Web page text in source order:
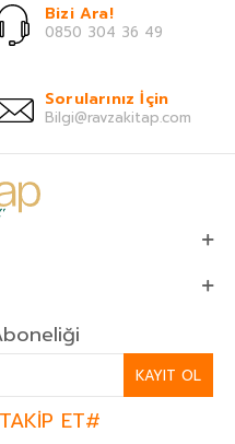
Bizi Ara!
0850 304 36 49
Sorularınız İçin
Bilgi@ravzakitap.com
KAYIT OL
TAKİP ET#